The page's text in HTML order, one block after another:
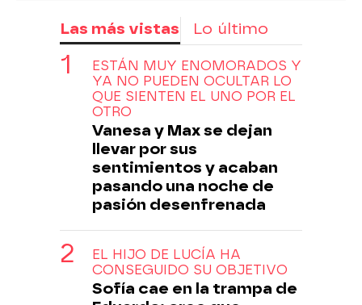
Las más vistas Lo último
ESTÁN MUY ENOMORADOS Y
YA NO PUEDEN OCULTAR LO
QUE SIENTEN EL UNO POR EL
OTRO
Vanesa y Max se dejan
llevar por sus
sentimientos y acaban
pasando una noche de
pasión desenfrenada
EL HIJO DE LUCÍA HA
CONSEGUIDO SU OBJETIVO
Sofía cae en la trampa de